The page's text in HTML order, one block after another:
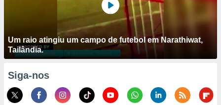
Um raio atingiu um campo de futebol em Narathiwat,
Tailândia.
Siga-nos